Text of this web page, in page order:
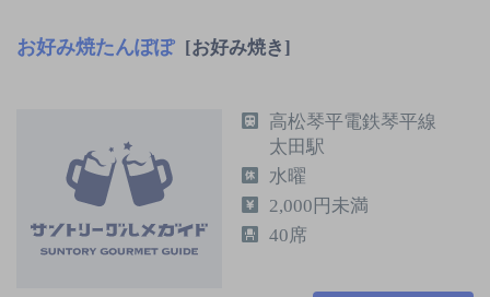
お好み焼たんぽぽ [お好み焼き]
高松琴平電鉄琴平線
太田駅
水曜
2,000円未満
40席